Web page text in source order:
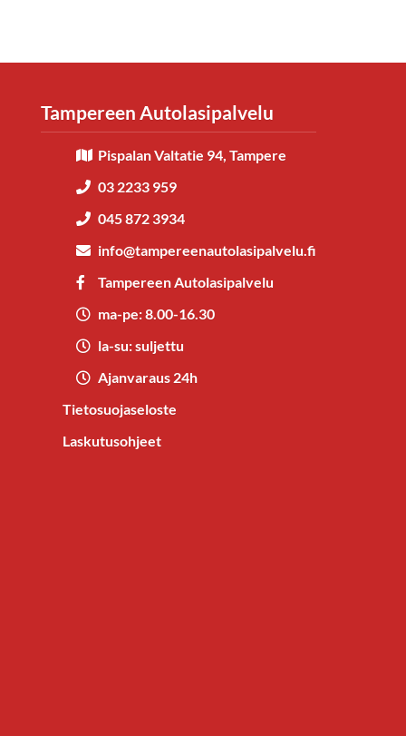
Tampereen Autolasipalvelu
Pispalan Valtatie 94, Tampere
03 2233 959
045 872 3934
info@tampereenautolasipalvelu.fi
Tampereen Autolasipalvelu
ma-pe: 8.00-16.30
la-su: suljettu
Ajanvaraus 24h
Tietosuojaseloste
Laskutusohjeet